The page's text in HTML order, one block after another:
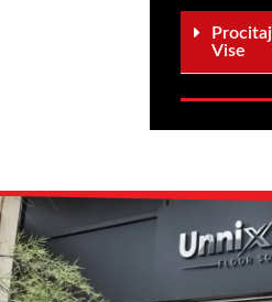
Procitaj
Vise